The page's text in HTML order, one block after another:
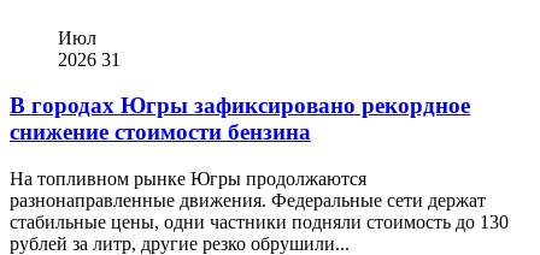
Июл
2026 31
В городах Югры зафиксировано рекордное
снижение стоимости бензина
На топливном рынке Югры продолжаются
разнонаправленные движения. Федеральные сети держат
стабильные цены, одни частники подняли стоимость до 130
рублей за литр, другие резко обрушили...